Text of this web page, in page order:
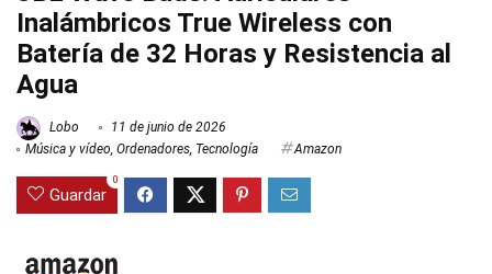
Inalámbricos True Wireless con
Batería de 32 Horas y Resistencia al
Agua
Lobo
11 de junio de 2026
Música y vídeo, Ordenadores, Tecnología Amazon
Guardar
0